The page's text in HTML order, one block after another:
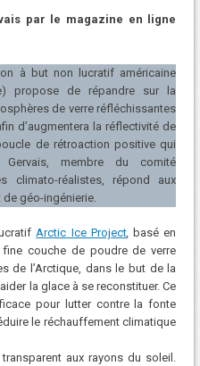
par le magazine en ligne
à but non lucratif américaine
propose de répandre sur la
de verre réfléchissantes
d’augmentera la réflectivité de
de rétroaction positive qui
Gervais, membre du comité
climato-réalistes, répond aux
géo-ingénierie.
Arctic Ice Project,basé en
couche de poudre de verre
de l’Arctique, dans le but de la
la glace à se reconstituer. Ce
pour lutter contre la fonte
le réchauffement climatique
aux rayons du soleil.